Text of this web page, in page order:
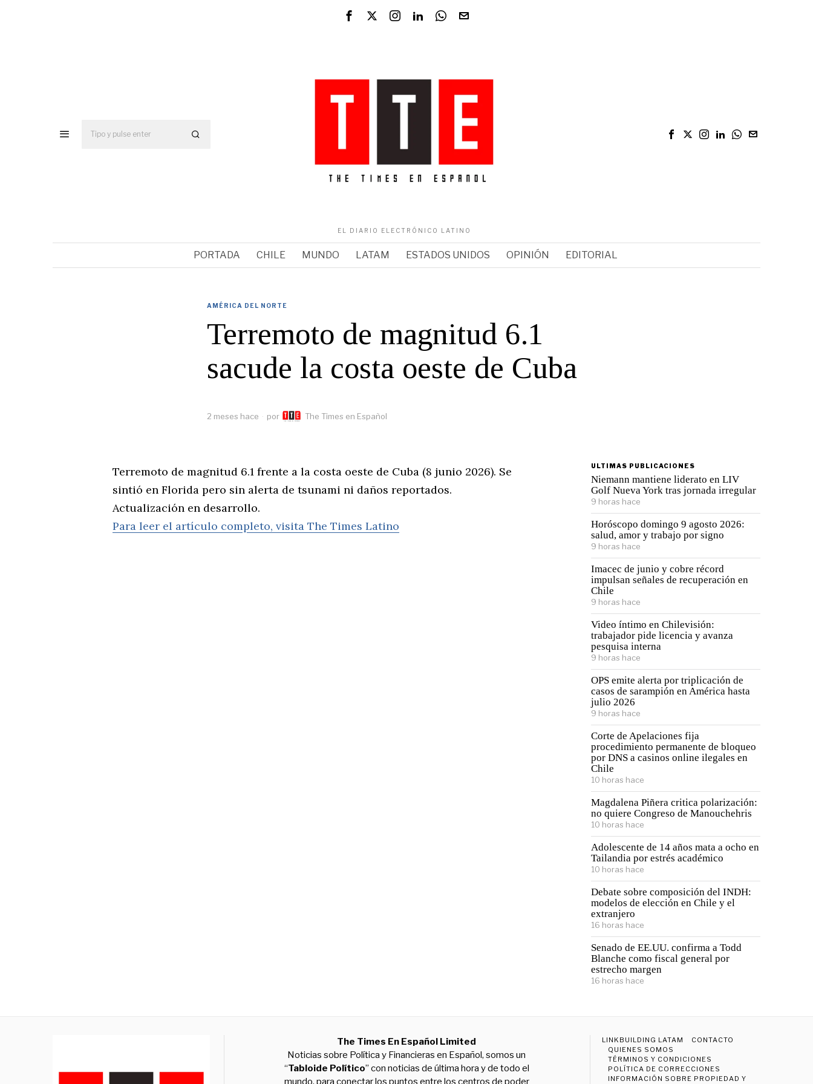
EL DIARIO ELECTRÓNICO LATINO
PORTADA CHILE MUNDO LATAM ESTADOS UNIDOS OPINIÓN EDITORIAL
AMÉRICA DEL NORTE
Terremoto de magnitud 6.1
sacude la costa oeste de Cuba
2 meses hace por The Times en Español
Terremoto de magnitud 6.1 frente a la costa oeste de Cuba (8 junio 2026). Se
sintió en Florida pero sin alerta de tsunami ni daños reportados.
Actualización en desarrollo.
Para leer el artículo completo, visita The Times Latino
ULTIMAS PUBLICACIONES
Niemann mantiene liderato en LIV
Golf Nueva York tras jornada irregular
9 horas hace
Horóscopo domingo 9 agosto 2026:
salud, amor y trabajo por signo
9 horas hace
Imacec de junio y cobre récord
impulsan señales de recuperación en
Chile
9 horas hace
Video íntimo en Chilevisión:
trabajador pide licencia y avanza
pesquisa interna
9 horas hace
OPS emite alerta por triplicación de
casos de sarampión en América hasta
julio 2026
9 horas hace
Corte de Apelaciones fija
procedimiento permanente de bloqueo
por DNS a casinos online ilegales en
Chile
10 horas hace
Magdalena Piñera critica polarización:
no quiere Congreso de Manouchehris
10 horas hace
Adolescente de 14 años mata a ocho en
Tailandia por estrés académico
10 horas hace
Debate sobre composición del INDH:
modelos de elección en Chile y el
extranjero
16 horas hace
Senado de EE.UU. confirma a Todd
Blanche como fiscal general por
estrecho margen
16 horas hace
The Times En Español Limited
Noticias sobre Política y Financieras en Español, somos un
“Tabloide Político” con noticias de última hora y de todo el
mundo, para conectar los puntos entre los centros de poder
LINKBUILDING LATAM
CONTACTO
QUIENES SOMOS
TÉRMINOS Y CONDICIONES
POLÍTICA DE CORRECCIONES
INFORMACIÓN SOBRE PROPIEDAD Y